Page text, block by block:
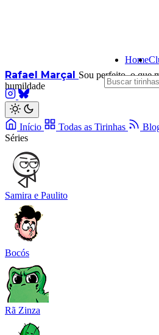
Rafael Marçal Sou perfeito, o que
humildade
Home
Início Todas as Tirinhas
Séries
Samira e Paulito
Bocós
Rã Zinza